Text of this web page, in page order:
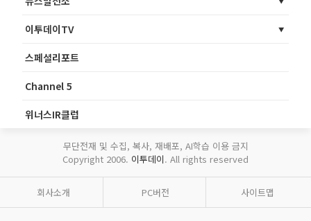
이투데이TV
스페셜리포트
Channel 5
위너스IR클럽
무단전재 및 수집, 복사, 재배포, AI학습 이용 금지
Copyright 2006. 이투데이. All rights reserved
회사소개 PC버전 사이트맵